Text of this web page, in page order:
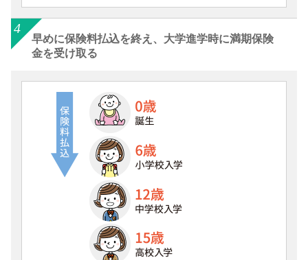
早めに保険料払込を終え、大学進学時に満期保険
金を受け取る